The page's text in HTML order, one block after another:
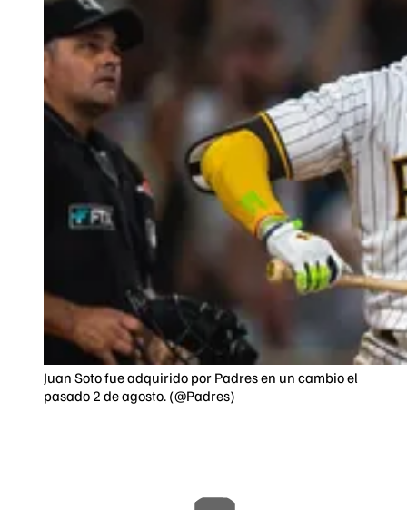
Juan Soto fue adquirido por Padres en un cambio el
pasado 2 de agosto. (@Padres)